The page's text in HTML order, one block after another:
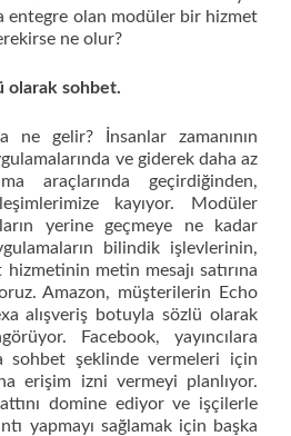
entegre olan modüler bir hizmet
ne olur?
olarak sohbet.
ne gelir? İnsanlar zamanının
ve giderek daha az
araçlarında geçirdiğinden,
kayıyor. Modüler
yerine geçmeye ne kadar
bilindik işlevlerinin,
metin mesajı satırına
Amazon, müşterilerin Echo
alışveriş botuyla sözlü olarak
Facebook, yayıncılara
sohbet şeklinde vermeleri için
erişim izni vermeyi planlıyor.
domine ediyor ve işçilerle
yapmayı sağlamak için başka